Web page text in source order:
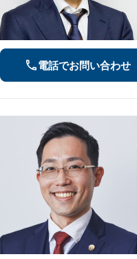
電話でお問い合わせ